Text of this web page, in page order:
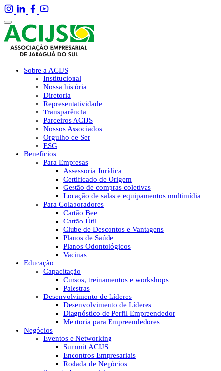
Sobre a ACIJS
Institucional
Nossa história
Diretoria
Representatividade
Transparência
Parceiros ACIJS
Nossos Associados
Orgulho de Ser
ESG
Benefícios
Para Empresas
Assessoria Jurídica
Certificado de Origem
Gestão de compras coletivas
Locação de salas e equipamentos multimídia
Para Colaboradores
Cartão Bee
Cartão Útil
Clube de Descontos e Vantagens
Planos de Saúde
Planos Odontológicos
Vacinas
Educação
Capacitação
Cursos, treinamentos e workshops
Palestras
Desenvolvimento de Líderes
Desenvolvimento de Líderes
Diagnóstico de Perfil Empreendedor
Mentoria para Empreendedores
Negócios
Eventos e Networking
Summit ACIJS
Encontros Empresariais
Rodada de Negócios